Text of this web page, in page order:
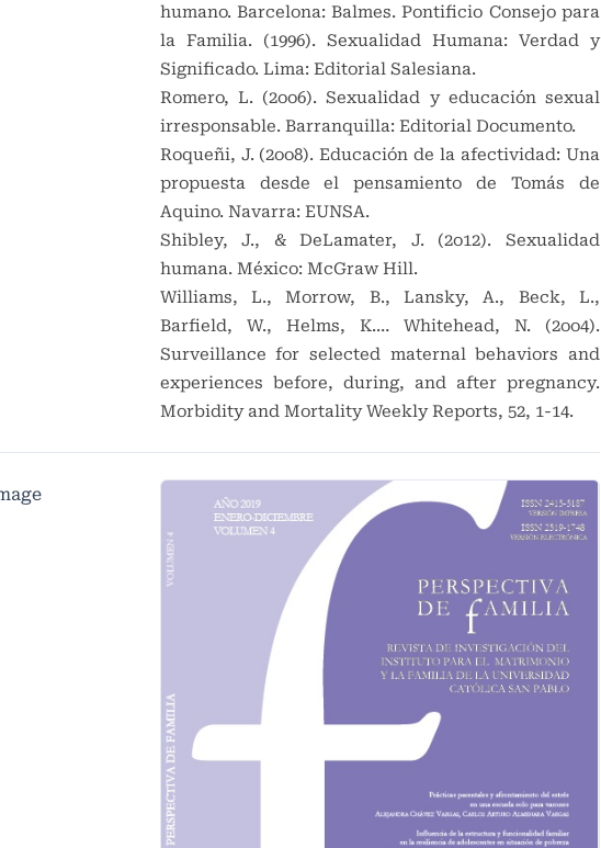
humano. Barcelona: Balmes. Pontificio Consejo para
la Familia. (1996). Sexualidad Humana: Verdad y
Significado. Lima: Editorial Salesiana.
Romero, L. (2oo6). Sexualidad y educación sexual
irresponsable. Barranquilla: Editorial Documento.
Roqueñi, J. (2oo8). Educación de la afectividad: Una
propuesta desde el pensamiento de Tomás de
Aquino. Navarra: EUNSA.
Shibley, J., & DeLamater, J. (2o12). Sexualidad
humana. México: McGraw Hill.
Williams, L., Morrow, B., Lansky, A., Beck, L.,
Barfield, W., Helms, K.… Whitehead, N. (2oo4).
Surveillance for selected maternal behaviors and
experiences before, during, and after pregnancy.
Morbidity and Mortality Weekly Reports, 52, 1-14.